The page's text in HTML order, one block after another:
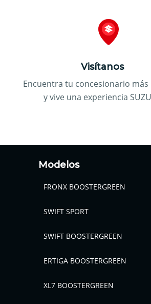
Visítanos
Encuentra tu concesionario más
y vive una experiencia
Modelos
FRONX BOOSTERGREEN
SWIFT SPORT
SWIFT BOOSTERGREEN
ERTIGA BOOSTERGREEN
XL7 BOOSTERGREEN